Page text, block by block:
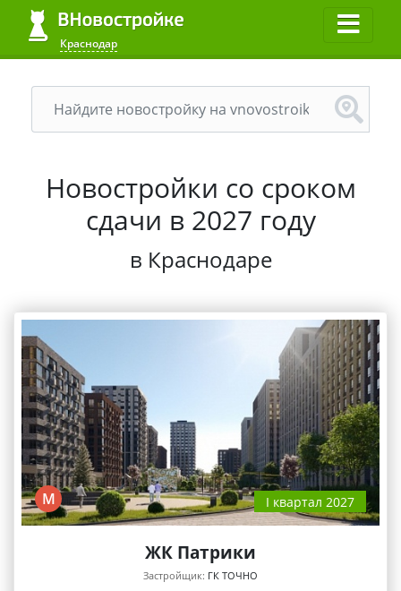
Краснодар
Новостройки со сроком
сдачи в 2027 году
в Краснодаре
М I квартал 2027
ЖК Патрики
Застройщик: ГК ТОЧНО